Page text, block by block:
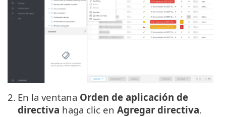
2. En la ventana Orden de aplicación de
directiva haga clic en Agregar directiva.